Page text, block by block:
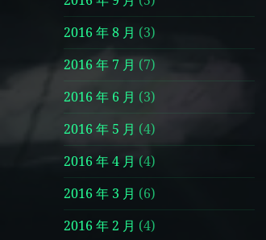
2016 年 8 月 (3)
2016 年 7 月 (7)
2016 年 6 月 (3)
2016 年 5 月 (4)
2016 年 4 月 (4)
2016 年 3 月 (6)
2016 年 2 月 (4)